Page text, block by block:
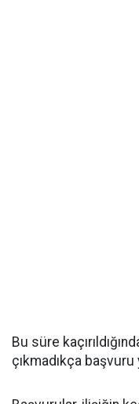
Bu süre
çıkmadıkça başvuru